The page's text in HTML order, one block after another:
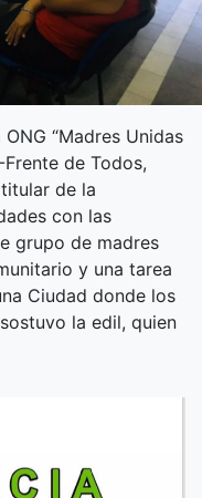
“Madres Unidas
Frente de Todos,
de la
con las
grupo de madres
y una tarea
Ciudad donde los
la edil, quien